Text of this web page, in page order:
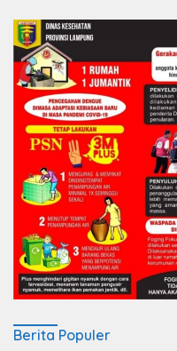
Berita Populer